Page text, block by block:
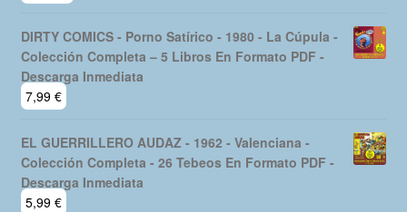
DIRTY COMICS - Porno Satírico - 1980 - La Cúpula -
Colección Completa – 5 Libros En Formato PDF -
Descarga Inmediata
7,99 €
EL GUERRILLERO AUDAZ - 1962 - Valenciana -
Colección Completa - 26 Tebeos En Formato PDF -
Descarga Inmediata
5,99 €